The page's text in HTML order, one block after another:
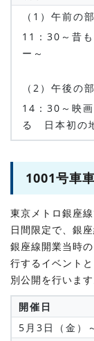
（1）午前の部
11：30～昔
ー～
（2）午後の部
14：30～映
る 日本初の
1001号車
東京メトロ銀座
日間限定で、銀
銀座線開業当時
行するイベント
別公開を行います
開催日
5月3日（金）